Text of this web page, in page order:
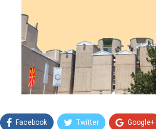
Facebook Twitter Google+